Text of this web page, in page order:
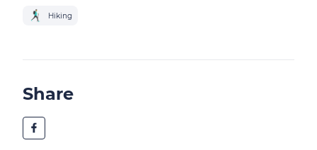
Hiking
Share